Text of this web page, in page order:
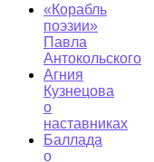
«Корабль
поэзии»
Павла
Антокольского
Агния
Кузнецова
о
наставниках
Баллада
о